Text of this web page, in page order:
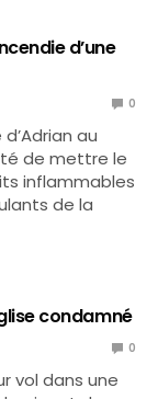
d’une
0
au
de mettre le
inflammables
de la
condamné
0
vol dans une